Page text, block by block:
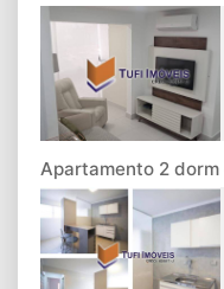
Apartamento 2 dorm